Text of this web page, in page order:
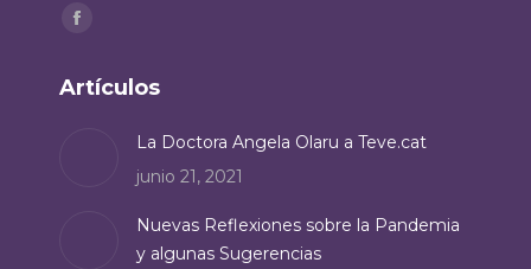
Encuéntranos en:
opens
window
Artículos
La Doctora Angela Olaru a Teve.cat
junio 21, 2021
Nuevas Reflexiones sobre la Pandemia
y algunas Sugerencias